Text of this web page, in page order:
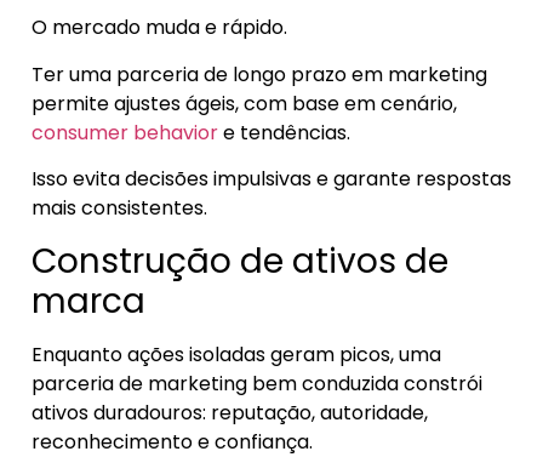
O mercado muda e rápido.
Ter uma parceria de longo prazo em marketing
permite ajustes ágeis, com base em cenário,
consumer behaviore tendências.
Isso evita decisões impulsivas e garante respostas
mais consistentes.
Construção de ativos de
marca
Enquanto ações isoladas geram picos, uma
parceria de marketing bem conduzida constrói
ativos duradouros: reputação, autoridade,
reconhecimento e confiança.